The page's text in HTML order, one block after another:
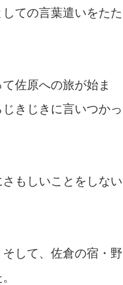
ての言葉遣いをたた
佐原への旅が始ま
きじきに言いつかっ
もしいことをしない
して、佐倉の宿・野